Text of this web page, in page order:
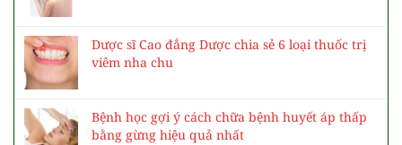
Dược sĩ Cao đẳng Dược chia sẻ 6 loại thuốc trị
viêm nha chu
Bệnh học gợi ý cách chữa bệnh huyết áp thấp
bằng gừng hiệu quả nhất